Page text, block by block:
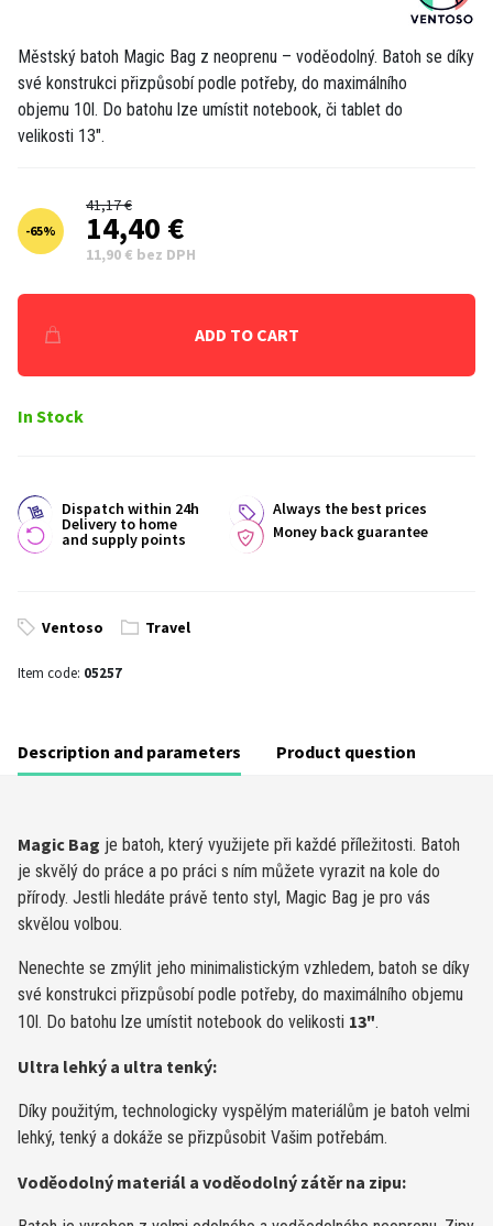
Městský batoh Magic Bag z neoprenu – voděodolný. Batoh se díky
své konstrukci přizpůsobí podle potřeby, do maximálního
objemu 10l. Do batohu lze umístit notebook, či tablet do
velikosti 13".
-65%
41,17 €
14,40 €
11,90 € bez DPH
ADD TO CART
In Stock
Dispatch within 24h Always the best prices
Delivery to home
and supply points Money back guarantee
Ventoso Travel
Item code: 05257
Description and parameters Product question
Magic Bag je batoh, který využijete při každé příležitosti. Batoh
je skvělý do práce a po práci s ním můžete vyrazit na kole do
přírody. Jestli hledáte právě tento styl, Magic Bag je pro vás
skvělou volbou.
Nenechte se zmýlit jeho minimalistickým vzhledem, batoh se díky
své konstrukci přizpůsobí podle potřeby, do maximálního objemu
10l. Do batohu lze umístit notebook do velikosti 13".
Ultra lehký a ultra tenký:
Díky použitým, technologicky vyspělým materiálům je batoh velmi
lehký, tenký a dokáže se přizpůsobit Vašim potřebám.
Voděodolný materiál a voděodolný zátěr na zipu: